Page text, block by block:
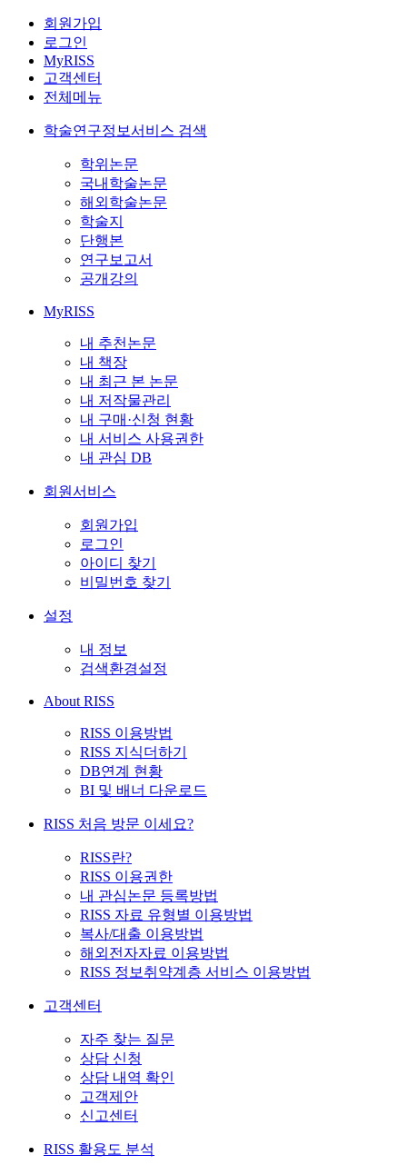
회원가입
로그인
MyRISS
고객센터
전체메뉴
학술연구정보서비스 검색
학위논문
국내학술논문
해외학술논문
학술지
단행본
연구보고서
공개강의
MyRISS
내 추천논문
내 책장
내 최근 본 논문
내 저작물관리
내 구매·신청 현황
내 서비스 사용권한
내 관심 DB
회원서비스
회원가입
로그인
아이디 찾기
비밀번호 찾기
설정
내 정보
검색환경설정
About RISS
RISS 이용방법
RISS 지식더하기
DB연계 현황
BI 및 배너 다운로드
RISS 처음 방문 이세요?
RISS란?
RISS 이용권한
내 관심논문 등록방법
RISS 자료 유형별 이용방법
복사/대출 이용방법
해외전자자료 이용방법
RISS 정보취약계층 서비스 이용방법
고객센터
자주 찾는 질문
상담 신청
상담 내역 확인
고객제안
신고센터
RISS 활용도 분석